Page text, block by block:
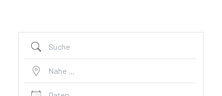
Suche
Nahe ...
Daten